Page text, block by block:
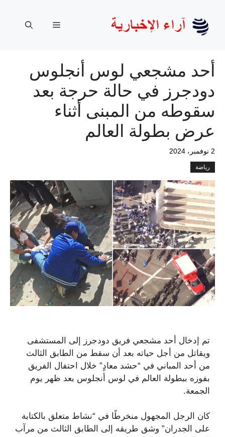
المحتوى
القائمة
أحد مشجعي لوس أنجلوس
دودجرز في حالة حرجة بعد
سقوطه من المبنى أثناء
عرض بطولة العالم
2 نوفمبر، 2024
رياضة
تم إدخال أحد مشجعي فريق دودجرز إلى المستشفى
ويقاتل من أجل حياته بعد أن سقط من الطابق الثالث
من أحد المباني في “حشد معادٍ” خلال احتفال الفريق
بفوزه ببطولة العالم في لوس أنجلوس بعد ظهر يوم
الجمعة.
كان الرجل المجهول منخرطًا في “نشاط متعلق بالكتابة
على الجدران” وشق طريقه إلى الطابق الثالث من مرآب